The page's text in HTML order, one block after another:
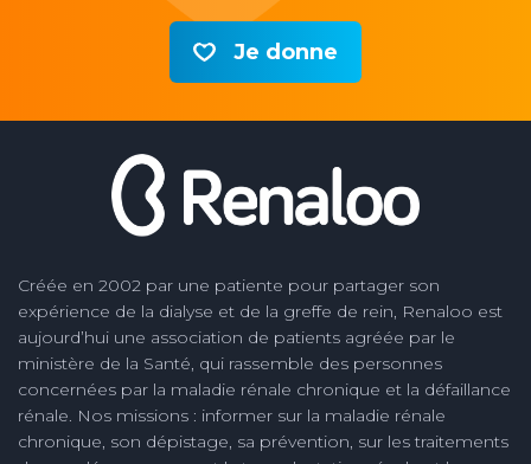
Je donne
Créée en 2002 par une patiente pour partager son
expérience de la dialyse et de la greffe de rein, Renaloo est
aujourd’hui une association de patients agréée par le
ministère de la Santé, qui rassemble des personnes
concernées par la maladie rénale chronique et la défaillance
rénale. Nos missions : informer sur la maladie rénale
chronique, son dépistage, sa prévention, sur les traitements